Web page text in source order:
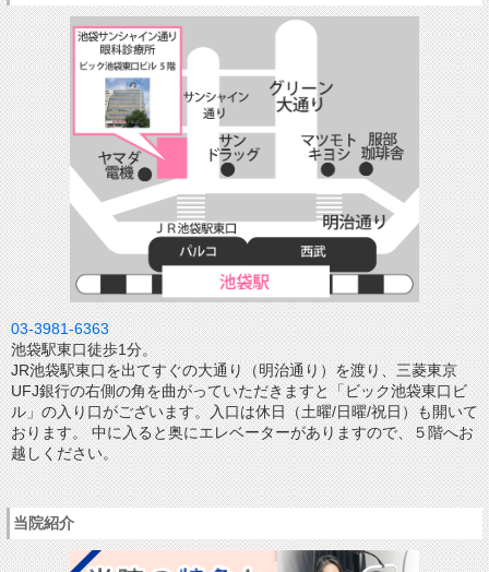
03-3981-6363
池袋駅東口徒歩1分。
JR池袋駅東口を出てすぐの大通り（明治通り）を渡り、三菱東京
UFJ銀行の右側の角を曲がっていただきますと「ビック池袋東口ビ
ル」の入り口がございます。入口は休日（土曜/日曜/祝日）も開いて
おります。 中に入ると奥にエレベーターがありますので、５階へお
越しください。
当院紹介